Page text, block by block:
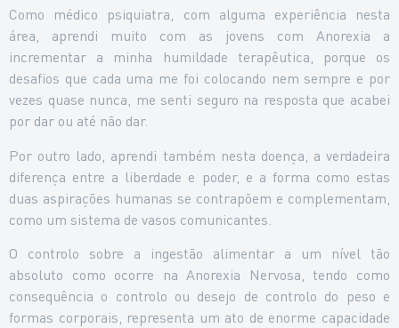
Como médico psiquiatra, com alguma experiência nesta
área, aprendi muito com as jovens com Anorexia a
incrementar a minha humildade terapêutica, porque os
desafios que cada uma me foi colocando nem sempre e por
vezes quase nunca, me senti seguro na resposta que acabei
por dar ou até não dar.
Por outro lado, aprendi também nesta doença, a verdadeira
diferença entre a liberdade e poder, e a forma como estas
duas aspirações humanas se contrapõem e complementam,
como um sistema de vasos comunicantes.
O controlo sobre a ingestão alimentar a um nível tão
absoluto como ocorre na Anorexia Nervosa, tendo como
consequência o controlo ou desejo de controlo do peso e
formas corporais, representa um ato de enorme capacidade